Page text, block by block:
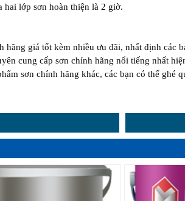
hai lớp sơn hoàn thiện là 2 giờ.
giá tốt kèm nhiều ưu đãi, nhất định các
cung cấp sơn chính hãng nổi tiếng nhất
sơn chính hãng khác, các bạn có thể ghé